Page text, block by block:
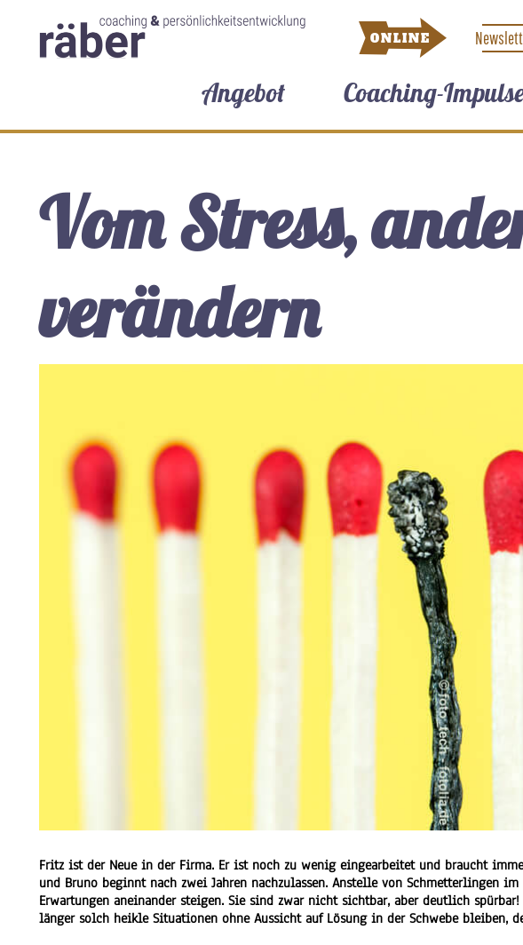
ONLINE
Angebot Coaching-
Vom Stress,
verändern
Fritz ist der Neue in der Firma. Er ist noch zu wenig eingearbeitet und braucht
und Bruno beginnt nach zwei Jahren nachzulassen. Anstelle von Schmetterlingen
Erwartungen aneinander steigen. Sie sind zwar nicht sichtbar, aber deutlich
länger solch heikle Situationen ohne Aussicht auf Lösung in der Schwebe bleiben,